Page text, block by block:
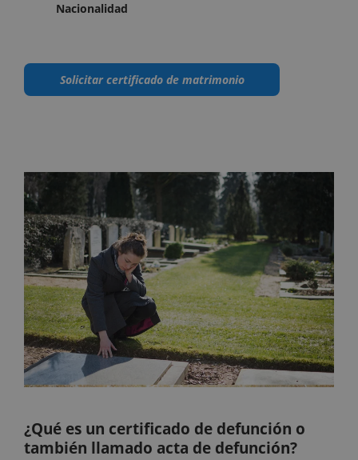
Nacionalidad
Solicitar certificado de matrimonio
¿Qué es un certificado de defunción o
también llamado acta de defunción?